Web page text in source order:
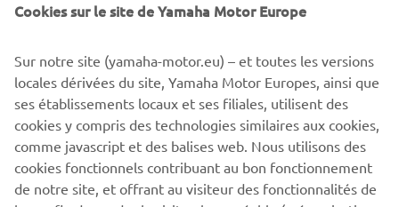
The information and/or imagery on these webpages may
never be used for commercial or non-commercial
purposes without the explicit written consent of Yamaha
Motor Europe N.V. and/or Yamaha Motor Co., Ltd.
Always ride in a safe manner and obey all local road laws.
Cookies sur le site de Yamaha Motor Europe
Sur notre site (yamaha-motor.eu) – et toutes les versions
locales dérivées du site, Yamaha Motor Europes, ainsi que
ses établissements locaux et ses filiales, utilisent des
cookies y compris des technologies similaires aux cookies,
comme javascript et des balises web. Nous utilisons des
cookies fonctionnels contribuant au bon fonctionnement
de notre site, et offrant au visiteur des fonctionnalités de